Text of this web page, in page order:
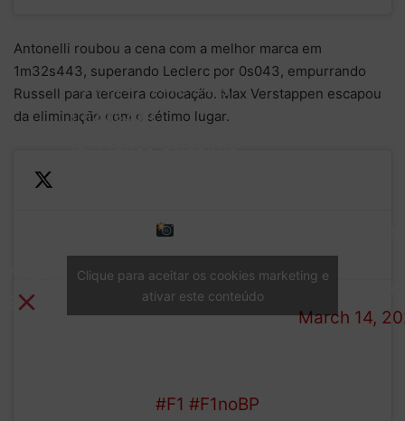
Antonelli roubou a cena com a melhor marca em
1m32s443, superando Leclerc por 0s043, empurrando
Russell para terceira colocação. Max Verstappen escapou
da eliminação com o sétimo lugar.
11) Nico Hülkenberg –
1m33s354
14) Liam Lawson –
1m33s765
15) Arvid Lindblad –
#F1 #F1noBP
Paddock
March 14,
Clique para aceitar os cookies marketing e
ativar este conteúdo